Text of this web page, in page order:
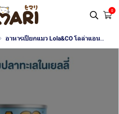
0
อาหารเปียกแมว Lola&CO โลล่าแอนด์โค ขนาด 400 กรัม